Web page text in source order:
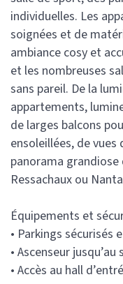
individuelles. Les
soignées et de
ambiance cosy et
et les nombreuses
sans pareil. De la
appartements,
de larges balcons
ensoleillées, de
panorama
Ressachaux ou
Équipements et
• Parkings sécurisés
• Ascenseur jusqu’au
• Accès au hall